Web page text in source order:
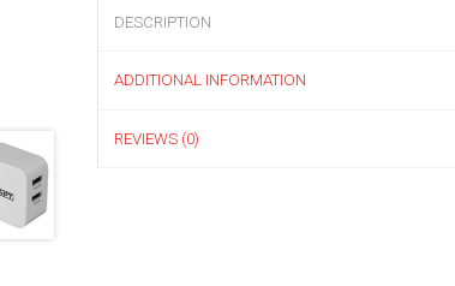
DESCRIPTION
ADDITIONAL INFORMATION
REVIEWS (0)